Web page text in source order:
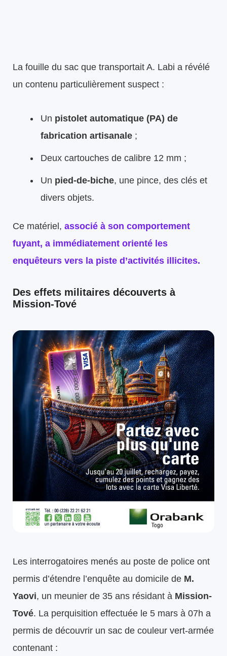
La fouille du sac que transportait A. Labi a révélé
un contenu particulièrement suspect :
Un pistolet automatique (PA) de
fabrication artisanale ;
Deux cartouches de calibre 12 mm ;
Un pied-de-biche, une pince, des clés et
divers objets.
Ce matériel, associé à son comportement
fuyant, a immédiatement orienté les
enquêteurs vers la piste d’activités illicites.
Des effets militaires découverts à
Mission-Tové
Les interrogatoires menés au poste de police ont
permis d’étendre l’enquête au domicile de M.
Yaovi, un meunier de 35 ans résidant à Mission-
Tové. La perquisition effectuée le 5 mars à 07h a
permis de découvrir un sac de couleur vert-armée
contenant :